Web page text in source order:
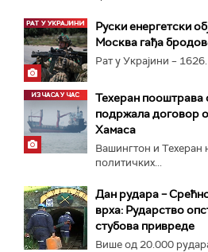
Руски енергетски
Москва гађа
Рат у Украјини –
Техеран пооштрава
подржала договор
Хамаса
Вашингтон и Техеран
политичких...
Дан рудара –
врха: Рударство
стубова привреде
Више од 20.000